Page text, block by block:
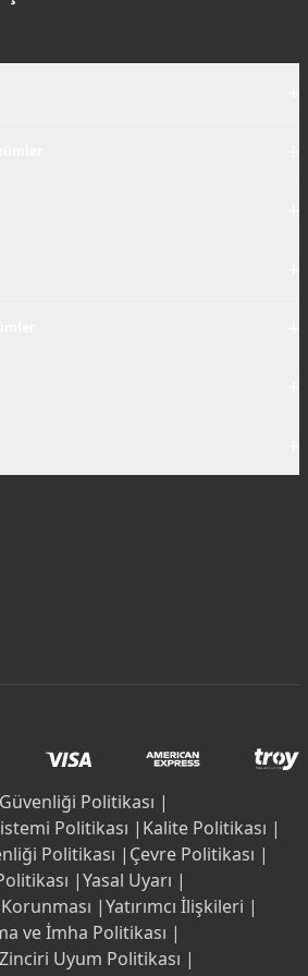
Politikası |
Politikası | Kalite Politikası |
Politikası | Çevre Politikası |
|Yasal Uyarı |
|Yatırımcı İlişkileri |
ve İmha Politikası |
Uyum Politikası |